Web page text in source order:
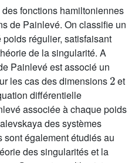
fonctions hamiltoniennes
de Painlevé. On classifie un
poids régulier, satisfaisant
de la singularité. A
Painlevé est associé un
les cas des dimensions
et
différentielle
associée à chaque poids
des systèmes
également étudiés au
des singularités et la